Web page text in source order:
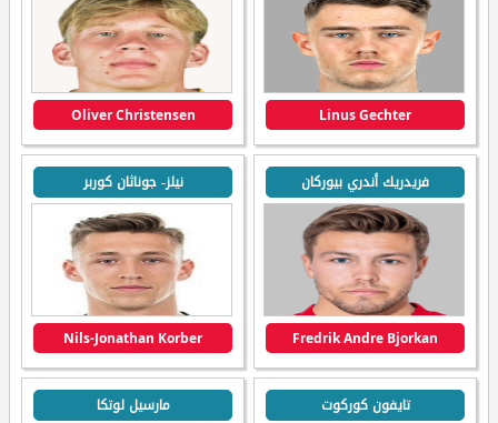
Linus Gechter
Oliver Christensen
فريدريك أندري بيوركان
Fredrik Andre Bjorkan
نيلز- جوناثان كوربر
Nils-Jonathan Korber
تايفون كوركوت مارسيل لوتكا